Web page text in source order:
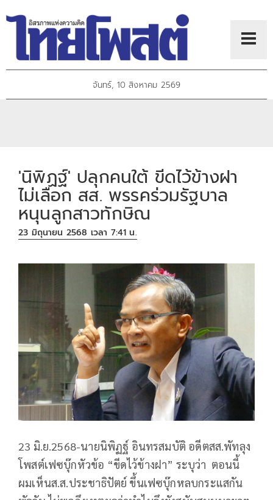
จันทร์, 10 สิงหาคม 2569
'นิพิฏฐ์' ปลุกคนใต้ ขีดไว้ข้างฝา
ไม่เลือก สส. พรรคร่วมรัฐบาล
หนุนลูกสาวทักษิณ
23 มิถุนายน 2568 เวลา 7:41 น.
23 มิ.ย.2568-นายนิพิฏฐ์ อินทรสมบัติ อดีตสส.พัทลุง
โพสต์เฟซบุ๊กหัวข้อ “ขีดไว้ข้างฝา” ระบุว่า ตอนนี้
ผมเห็นส.ส.ประชาธิปัตย์ ขึ้นเฟซบุ๊กหลบกระแสกัน